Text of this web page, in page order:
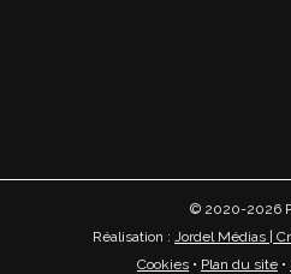
© 2020-2026
Réalisation : Jordel Médias |
Cookies • Plan du site •